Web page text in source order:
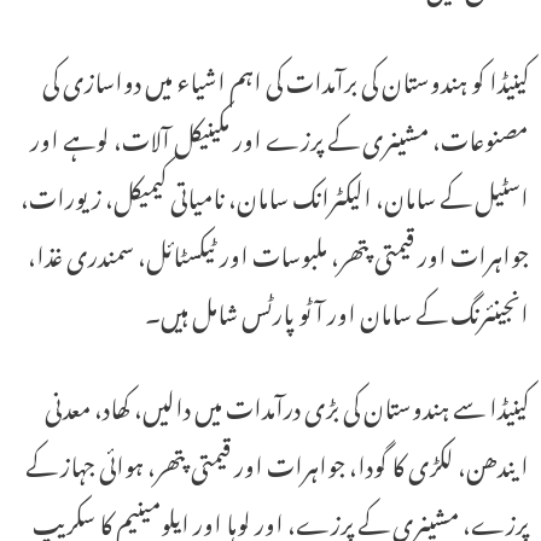
کینیڈا کو ہندوستان کی برآمدات کی اہم اشیاء میں دواسازی کی
مصنوعات، مشینری کے پرزے اور مکینیکل آلات، لوہے اور
اسٹیل کے سامان، الیکٹرانک سامان، نامیاتی کیمیکل، زیورات،
جواہرات اور قیمتی پتھر، ملبوسات اور ٹیکسٹائل، سمندری غذا،
انجینئرنگ کے سامان اور آٹو پارٹس شامل ہیں۔
کینیڈا سے ہندوستان کی بڑی درآمدات میں دالیں، کھاد، معدنی
ایندھن، لکڑی کا گودا، جواہرات اور قیمتی پتھر، ہوائی جہاز کے
پرزے، مشینری کے پرزے، اور لوہا اور ایلومینیم کا سکریپ